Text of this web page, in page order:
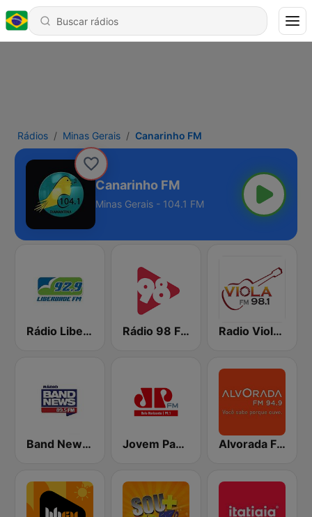
Rádios Minas Gerais Canarinho FM
Canarinho FM
Minas Gerais - 104.1 FM
Rádio Liberdade FM 92.9 Rádio 98 FM Radio Viola 98.1 FM
Band News FM - 89.5 Belo Horizonte Jovem Pan FM Belo Horizonte Alvorada FM 94.9